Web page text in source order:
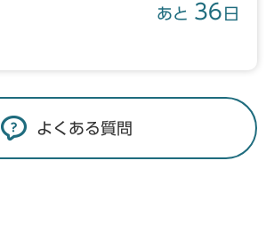
あと 36 日
よくある質問